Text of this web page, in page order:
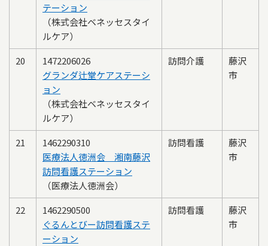
テーション
（株式会社ベネッセスタイ
ルケア）
20
1472206026
グランダ辻堂ケアステーシ
ョン
（株式会社ベネッセスタイ
ルケア）
訪問介護
藤沢
市
21
1462290310
医療法人徳洲会 湘南藤沢
訪問看護ステーション
（医療法人徳洲会）
訪問看護
藤沢
市
22
1462290500
ぐるんとびー訪問看護ステ
ーション
訪問看護
藤沢
市